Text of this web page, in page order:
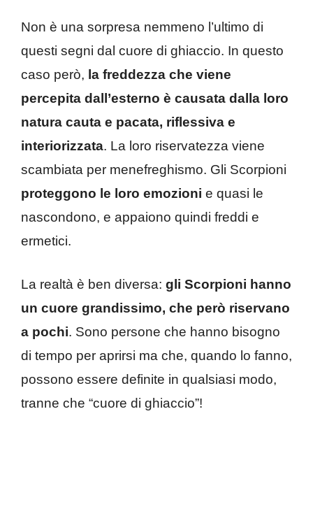
Non è una sorpresa nemmeno l’ultimo di
questi segni dal cuore di ghiaccio. In questo
caso però, la freddezza che viene
percepita dall’esterno è causata dalla loro
natura cauta e pacata, riflessiva e
interiorizzata. La loro riservatezza viene
scambiata per menefreghismo. Gli Scorpioni
proteggono le loro emozioni e quasi le
nascondono, e appaiono quindi freddi e
ermetici.
La realtà è ben diversa: gli Scorpioni hanno
un cuore grandissimo, che però riservano
a pochi. Sono persone che hanno bisogno
di tempo per aprirsi ma che, quando lo fanno,
possono essere definite in qualsiasi modo,
tranne che “cuore di ghiaccio”!